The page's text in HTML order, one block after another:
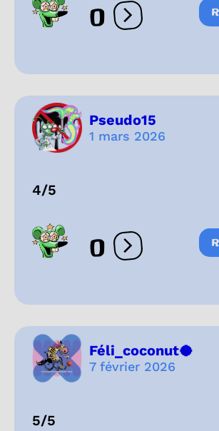
0 Ouvrir les
Pseudo15
1 mars 2026
4/5
0 Ouvrir les
Féli_coconut🥥
7 février 2026
5/5